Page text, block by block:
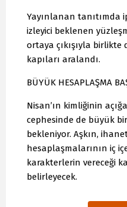
Yayınlanan tanıtımda
izleyici beklenen
ortaya çıkışıyla birlikte
kapıları aralandı.
BÜYÜK HESAPLAŞMA
Nisan’ın kimliğinin
cephesinde de büyük
bekleniyor. Aşkın,
hesaplaşmalarının iç
karakterlerin vereceği
belirleyecek.